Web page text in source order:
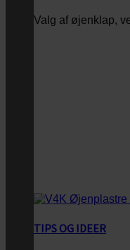
Valg af øjenklap,
TIPS OG IDEER